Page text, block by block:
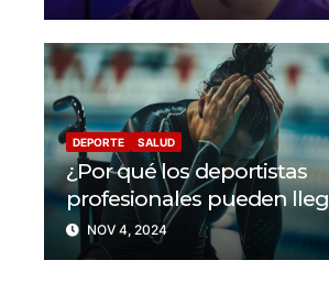
DEPORTE SALUD
¿Por qué los deportistas
profesionales pueden
problemas con su salud
NOV 4, 2024